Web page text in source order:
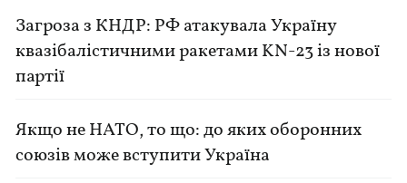
Загроза з КНДР: РФ атакувала Україну
квазібалістичними ракетами KN-23 із нової
партії
Якщо не НАТО, то що: до яких оборонних
союзів може вступити Україна